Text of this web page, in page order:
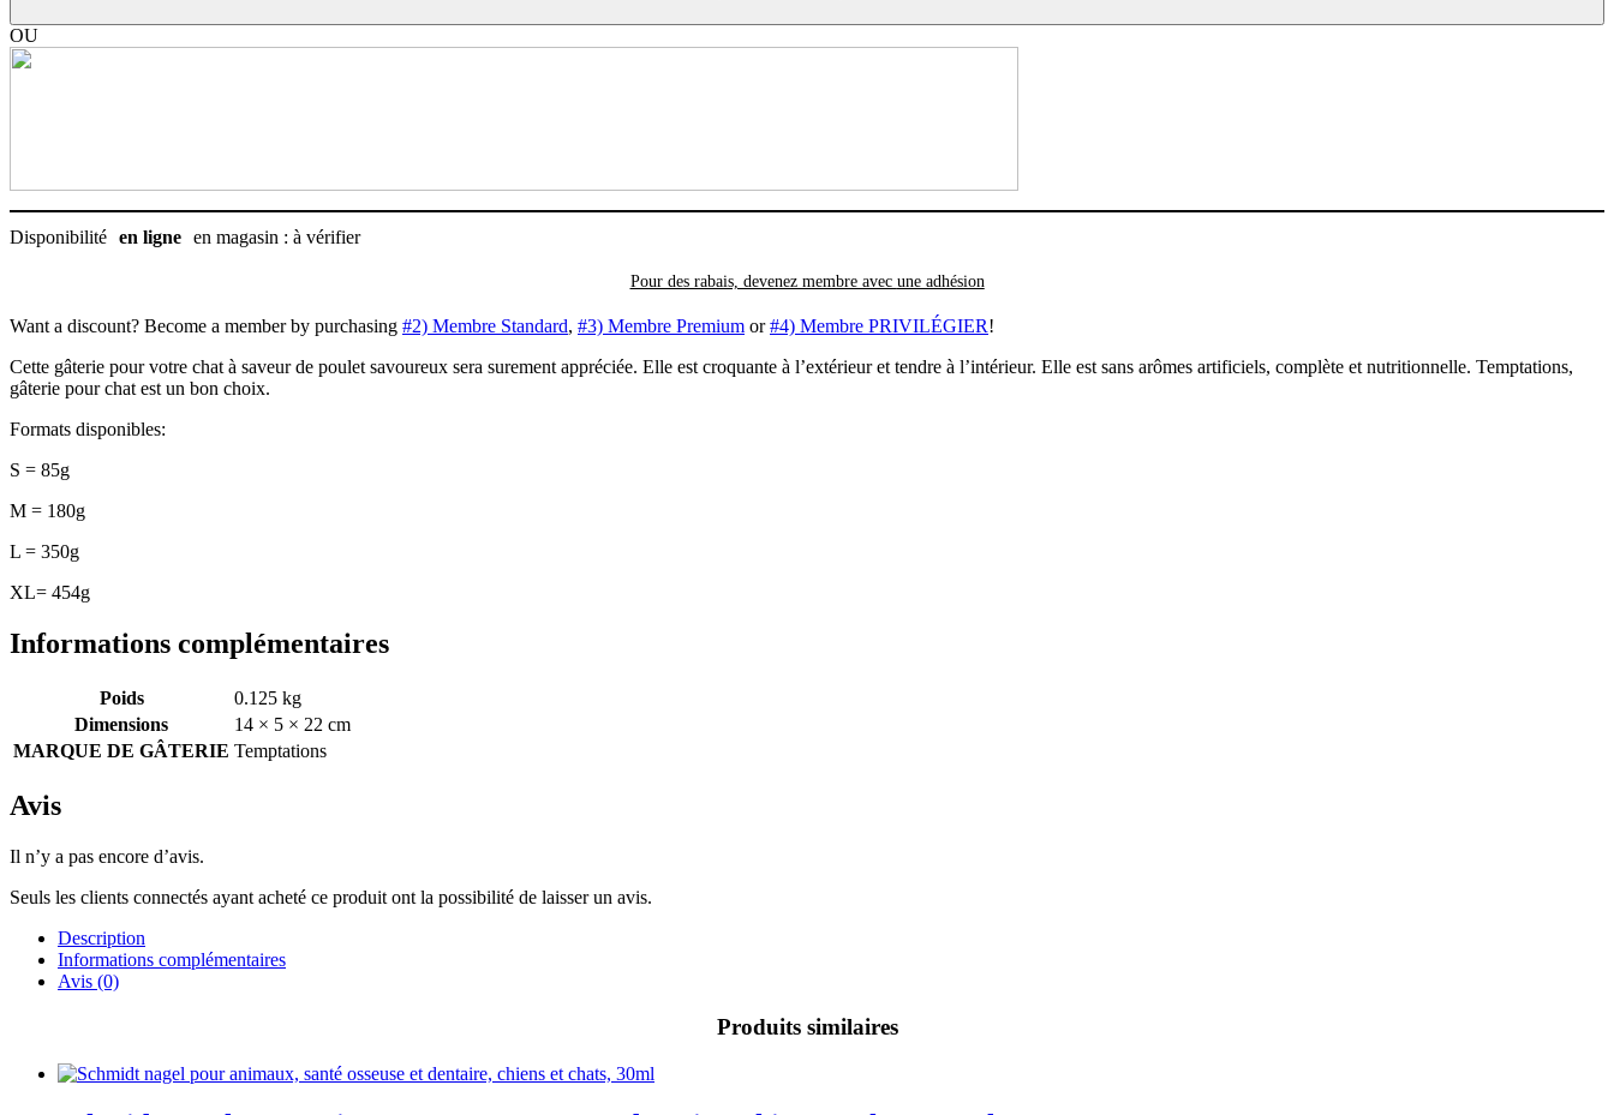
Temptations
OU
Disponibilité en ligne en magasin : à vérifier
Pour des rabais, devenez membre avec une adhésion
Want a discount? Become a member by purchasing #2) Membre Standard, #3) Membre Premium or#4) Membre PRIVILÉGIER!
Cette gâterie pour votre chat à saveur de poulet savoureux sera surement appréciée. Elle est croquante à l’extérieur et tendre à l’intérieur. Elle est sans arômes artificiels, complète et nutritionnelle. Temptations,
gâterie pour chat est un bon choix.
Formats disponibles:
S = 85g
M = 180g
L = 350g
XL= 454g
Informations complémentaires
Poids
0.125 kg
Dimensions
14 × 5 × 22 cm
MARQUE DE GÂTERIE Temptations
Avis
Il n’y a pas encore d’avis.
Seuls les clients connectés ayant acheté ce produit ont la possibilité de laisser un avis.
Description
Informations complémentaires
Avis (0)
Produits similaires